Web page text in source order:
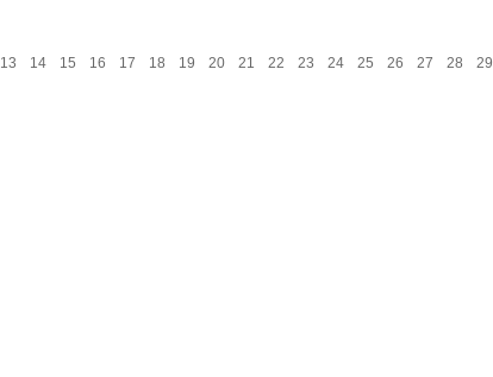
13 14 15 16 17 18 19 20 21 22 23 24 25 26 27 28
29